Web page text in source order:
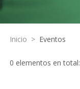
Inicio > Eventos
0 elementos en total: